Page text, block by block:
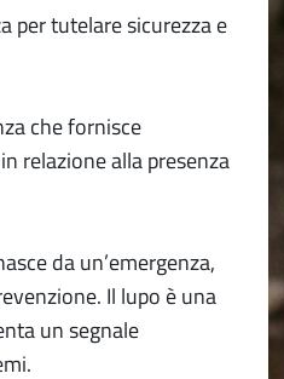
per tutelare sicurezza e
che fornisce
relazione alla presenza
da un’emergenza,
Il lupo è una
un segnale